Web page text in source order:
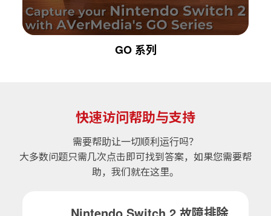
GO 系列
快速访问帮助与支持
需要帮助让一切顺利运行吗？
大多数问题只需几次点击即可找到答案，如果您需要帮
助，我们就在这里。